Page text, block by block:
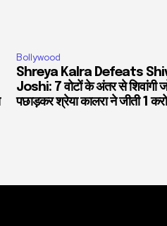
Bollywood
Shreya Kalra Defeats
Joshi: 7 वोटों के अंतर से शिवांगी
पछाड़कर श्रेया कालरा ने जीती 1